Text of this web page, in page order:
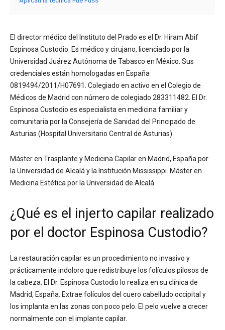
El director médico del Instituto del Prado es el Dr. Hiram Abif
Espinosa Custodio. Es médico y cirujano, licenciado por la
Universidad Juárez Autónoma de Tabasco en México. Sus
credenciales están homologadas en España
0819494/2011/H07691. Colegiado en activo en el Colegio de
Médicos de Madrid con número de colegiado 283311482. El Dr.
Espinosa Custodio es especialista en medicina familiar y
comunitaria por la Consejería de Sanidad del Principado de
Asturias (Hospital Universitario Central de Asturias).
Máster en Trasplante y Medicina Capilar en Madrid, España por
la Universidad de Alcalá y la Institución Mississippi. Máster en
Medicina Estética por la Universidad de Alcalá.
¿Qué es el injerto capilar realizado
por el doctor Espinosa Custodio?
La restauración capilar es un procedimiento no invasivo y
prácticamente indoloro que redistribuye los folículos pilosos de
la cabeza. El Dr. Espinosa Custodio lo realiza en su clínica de
Madrid, España. Extrae folículos del cuero cabelludo occipital y
los implanta en las zonas con poco pelo. El pelo vuelve a crecer
normalmente con el implante capilar.